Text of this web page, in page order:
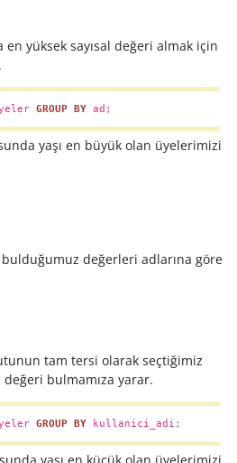
yüksek sayısal değeri almak için
GROUP BY ad;
yaşı en büyük olan üyelerimizi
değerleri adlarına göre
tam tersi olarak seçtiğimiz
bulmamıza yarar.
GROUP BY kullanici_adi;